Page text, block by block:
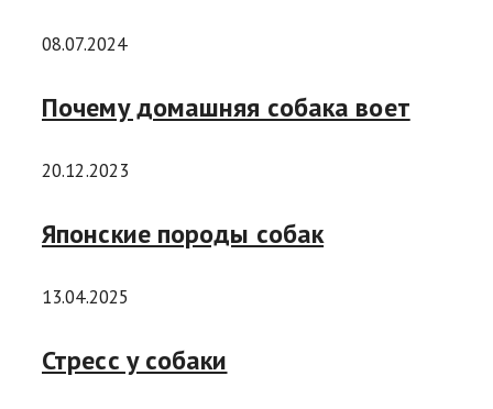
08.07.2024
Почему домашняя собака воет
20.12.2023
Японские породы собак
13.04.2025
Стресс у собаки